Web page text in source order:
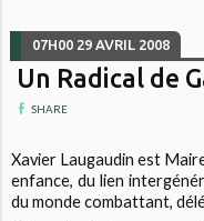
07H00 29 AVRIL 2008
Un Radical de
SHARE
Xavier Laugaudin est
enfance, du lien
du monde combattant,